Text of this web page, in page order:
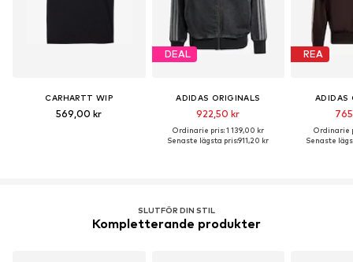
CARHARTT WIP
569,00 kr
DEAL
ADIDAS ORIGINALS
922,50 kr
Ordinarie pris: 1 139,00 kr
Senaste lägsta pris:911,20 kr
REA
ADIDAS
Ordinarie
Senaste
SLUTFÖR DIN STIL
Kompletterande produkter